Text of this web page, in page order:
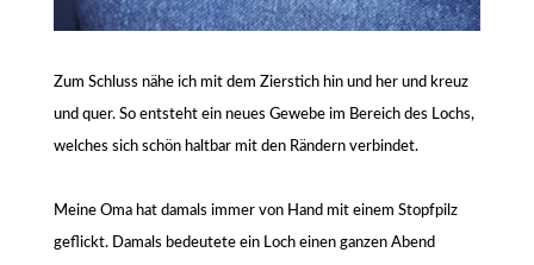
Zum Schluss nähe ich mit dem Zierstich hin und her und kreuz
und quer. So entsteht ein neues Gewebe im Bereich des Lochs,
welches sich schön haltbar mit den Rändern verbindet.
Meine Oma hat damals immer von Hand mit einem Stopfpilz
geflickt. Damals bedeutete ein Loch einen ganzen Abend